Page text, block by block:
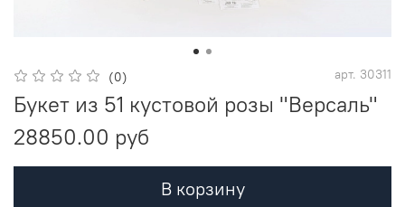
(0) арт. 30311
Букет из 51 кустовой розы "Версаль"
28850.00 руб
В корзину